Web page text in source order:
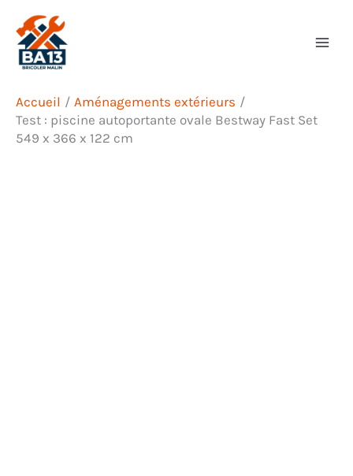
contenu
Accueil
Aménagements extérieurs
Test : piscine autoportante ovale Bestway Fast Set
549 x 366 x 122 cm
Rechercher